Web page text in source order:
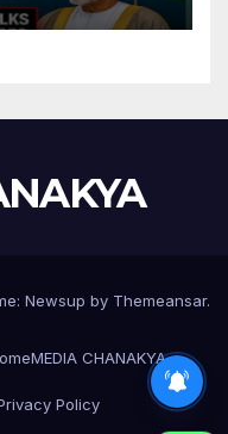
Newsup by Themeansar.
MEDIA CHANAKYA
Policy